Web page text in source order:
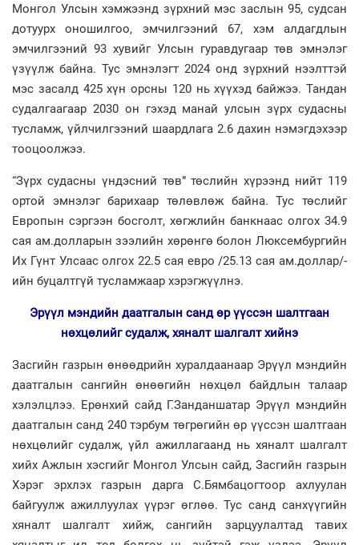
Монгол Улсын хэмжээнд зүрхний мэс заслын 95, судсан
дотуурх оношилгоо, эмчилгээний 67, хэм алдагдлын
эмчилгээний 93 хувийг Улсын гуравдугаар төв эмнэлэг
үзүүлж байна. Тус эмнэлэгт 2024 онд зүрхний нээлттэй
мэс засалд 425 хүн орсны 120 нь хүүхэд байжээ. Тандан
судалгаагаар 2030 он гэхэд манай улсын зүрх судасны
тусламж, үйлчилгээний шаардлага 2.6 дахин нэмэгдэхээр
тооцоолжээ.
“Зүрх судасны үндэсний төв” төслийн хүрээнд нийт 119
ортой эмнэлэг барихаар төлөвлөж байна. Тус төслийг
Европын сэргээн босголт, хөгжлийн банкнаас олгох 34.9
сая ам.долларын зээлийн хөрөнгө болон Люксембургийн
Их Гүнт Улсаас олгох 22.5 сая евро /25.13 сая ам.доллар/-
ийн буцалтгүй тусламжаар хэрэгжүүлнэ.
Эрүүл мэндийн даатгалын санд өр үүссэн шалтгаан
нөхцөлийг судалж, хяналт шалгалт хийнэ
Засгийн газрын өнөөдрийн хуралдаанаар Эрүүл мэндийн
даатгалын сангийн өнөөгийн нөхцөл байдлын талаар
хэлэлцлээ. Ерөнхий сайд Г.Занданшатар Эрүүл мэндийн
даатгалын санд 240 тэрбум төгрөгийн өр үүссэн шалтгаан
нөхцөлийг судалж, үйл ажиллагаанд нь хяналт шалгалт
хийх Ажлын хэсгийг Монгол Улсын сайд, Засгийн газрын
Хэрэг эрхлэх газрын дарга С.Бямбацогтоор ахлуулан
байгуулж ажиллуулах үүрэг өглөө. Тус санд санхүүгийн
хяналт шалгалт хийж, сангийн зарцуулалтад тавих